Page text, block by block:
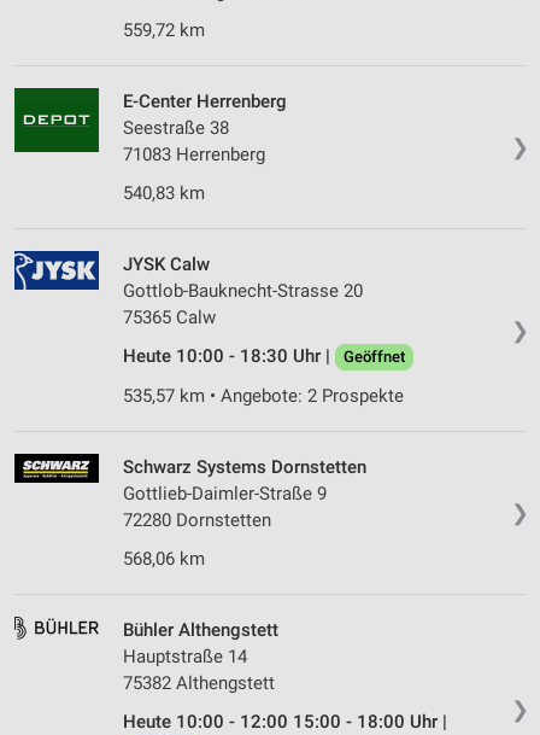
559,72 km
❯
E-Center Herrenberg
Seestraße 38
71083 Herrenberg
540,83 km
❯
JYSK Calw
Gottlob-Bauknecht-Strasse 20
75365 Calw
Heute 10:00 - 18:30 Uhr |
Geöffnet
535,57 km • Angebote: 2 Prospekte
❯
Schwarz Systems Dornstetten
Gottlieb-Daimler-Straße 9
72280 Dornstetten
568,06 km
❯
Bühler Althengstett
Hauptstraße 14
75382 Althengstett
Heute 10:00 - 12:00 15:00 - 18:00 Uhr |